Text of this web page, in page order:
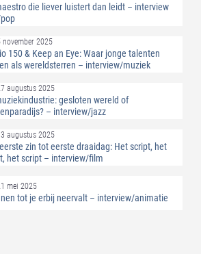
die liever luistert dan leidt – interview
november 2025
150 & Keep an Eye: Waar jonge talenten
als wereldsterren – interview/muziek
augustus 2025
gesloten wereld of
– interview/jazz
augustus 2025
zin tot eerste draaidag: Het script, het
het script – interview/film
mei 2025
tot je erbij neervalt – interview/animatie